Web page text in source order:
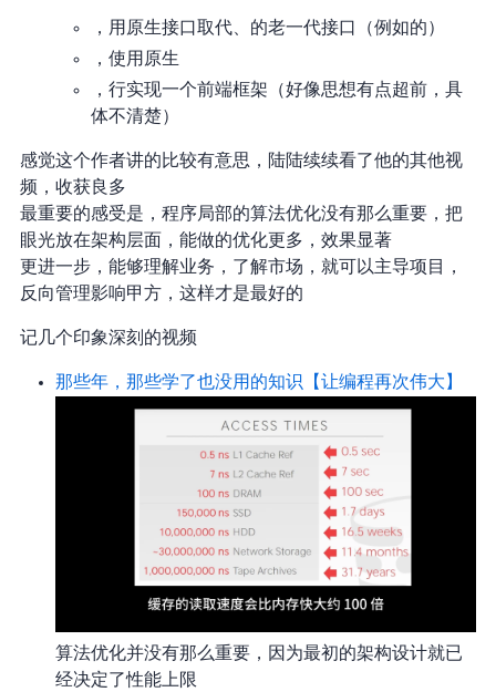
Svelte，用原生接口取代 React、Vue 的老一代接口（例如 React 的 Virtual DOM）
Lit，使用原生 Web Component
Htmx，5000 行 JavaScript 实现一个前端框架（好像思想有点超前，具
体不清楚）
感觉这个作者讲的比较有意思，陆陆续续看了他的其他视
频，收获良多
最重要的感受是，程序局部的算法/优化没有那么重要，把
眼光放在架构层面，能做的优化更多，效果显著
更进一步，能够理解业务，了解市场，就可以主导项目，
反向管理 or 影响甲方，这样才是最好的
记几个印象深刻的视频
那些年，那些学了也没用的知识【让编程再次伟大#5】
算法/优化并没有那么重要，因为最初的架构设计就已
经决定了性能上限